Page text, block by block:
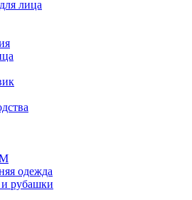
лица
одежда
рубашки